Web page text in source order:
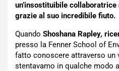
un’insostituibile
grazie al suo incredibile fiuto.
Quando Shoshana Rapley,
presso la Fenner School of
fatto conoscere attraverso un
stentavamo in qualche modo